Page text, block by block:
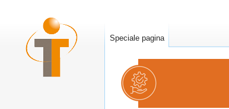
Speciale pagina